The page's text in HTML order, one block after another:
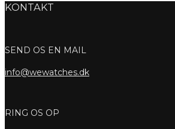
KONTAKT
SEND OS EN MAIL
info@wewatches.dk
RING OS OP